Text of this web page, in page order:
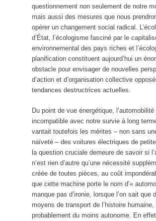
questionnement non seulement de notre
mais aussi des mesures que nous
opérer un changement social radical.
d’État, l’écologisme fasciné par le
environnemental des pays riches et
planification constituent aujourd’hui un
obstacle pour envisager de nouvelles
d’action et d’organisation collective
tendances destructrices actuelles.
Du point de vue énergétique,
incompatible avec notre survie à long
vantait toutefois les mérites – non sans
naïveté – des voitures électriques de
la question cruciale demeure de savoir si
n’est rien d’autre qu’une nécessité
créée de toutes pièces, au coût
que cette machine porte le nom d’«
manque pas d’ironie, lorsque l’on sait que
moyens de transport de l’histoire humaine,
probablement du moins autonome. En effet,